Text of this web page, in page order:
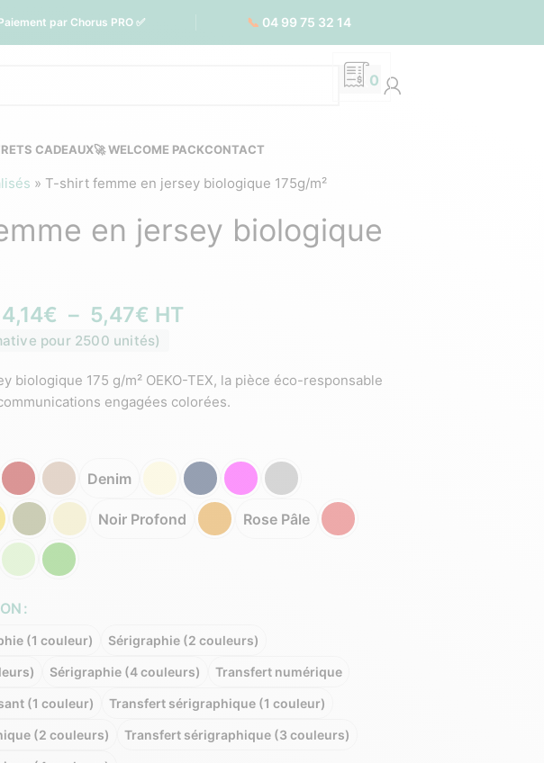
par Chorus PRO ✅ 📞 04 99 75 32 14
0
CADEAUX🚀 WELCOME PACKCONTACT
» T-shirt femme en jersey biologique 175g/m²
en jersey biologique
4,14€ – 5,47€ HT
pour 2500 unités)
biologique 175 g/m² OEKO-TEX, la pièce éco-responsable
engagées colorées.
Denim
Noir Profond Rose Pâle
(1 couleur) Sérigraphie (2 couleurs)
Sérigraphie (4 couleurs) Transfert numérique
(1 couleur) Transfert sérigraphique (1 couleur)
(2 couleurs) Transfert sérigraphique (3 couleurs)